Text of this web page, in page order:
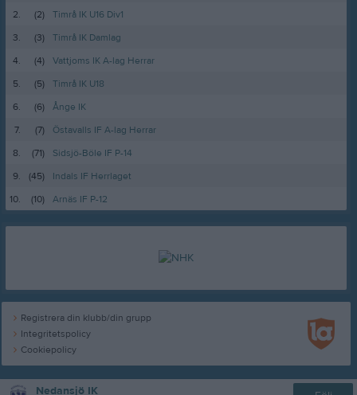
Nedansjö IK
2.
(2)
Timrå IK U16 Div1
3.
(3)
Timrå IK Damlag
4.
(4)
Vattjoms IK A-lag Herrar
5.
(5)
Timrå IK U18
6.
(6)
Ånge IK
7.
(7)
Östavalls IF A-lag Herrar
8.
(71)
Sidsjö-Böle IF P-14
9.
(45)
Indals IF Herrlaget
10.
(10) Arnäs IF P-12
Registrera din klubb/din grupp
Integritetspolicy
Cookiepolicy